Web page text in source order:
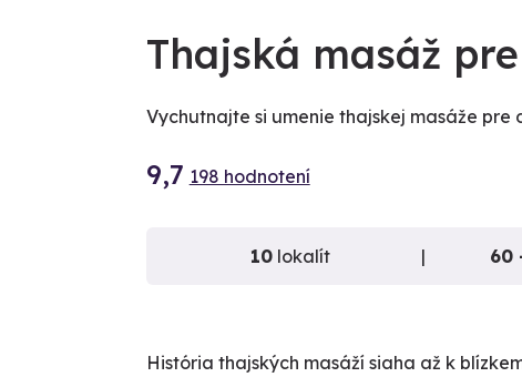
Thajská masáž
Vychutnajte si umenie thajskej masáže pre
9,7 198 hodnotení
10 lokalít 60
História thajských masáží siaha až k